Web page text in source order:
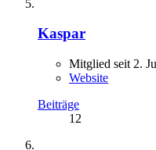
Kaspar
Mitglied seit 2.
Website
Beiträge
12